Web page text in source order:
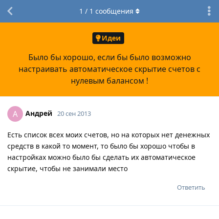
Идеи
Было бы хорошо, если бы было возможно
настраивать автоматическое скрытие счетов с
нулевым балансом !
1 / 1 сообщения
А Андрей 20 сен 2013
Есть список всех моих счетов, но на которых нет денежных
средств в какой то момент, то было бы хорошо чтобы в
настройках можно было бы сделать их автоматическое
скрытие, чтобы не занимали место
Ответить